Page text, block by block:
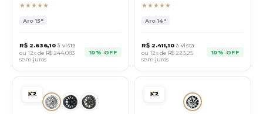
★★★★★
Aro15"
R$ 2.636,10 à vista
ou 12x de R$ 244,083
sem juros
10% OFF
★★★★★
Aro14"
R$ 2.411,10 à vista
ou 12x de R$ 223,25
sem juros
10% OFF